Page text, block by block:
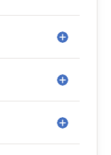
的にサポー